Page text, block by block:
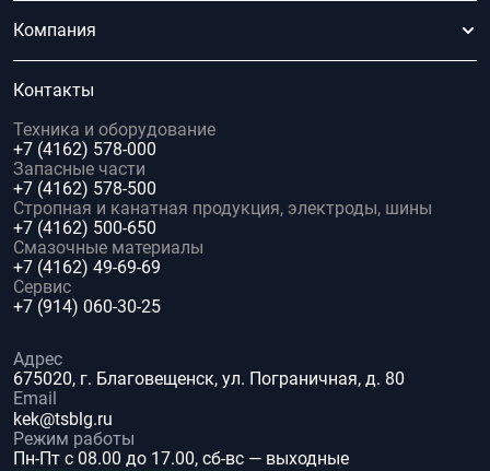
Компания
Контакты
Техника и оборудование
+7 (4162) 578-000
Запасные части
+7 (4162) 578-500
Стропная и канатная продукция, электроды, шины
+7 (4162) 500-650
Смазочные материалы
+7 (4162) 49-69-69
Сервис
+7 (914) 060-30-25
Адрес
675020, г. Благовещенск, ул. Пограничная, д. 80
Email
kek@tsblg.ru
Режим работы
Пн-Пт с 08.00 до 17.00, сб-вс — выходные